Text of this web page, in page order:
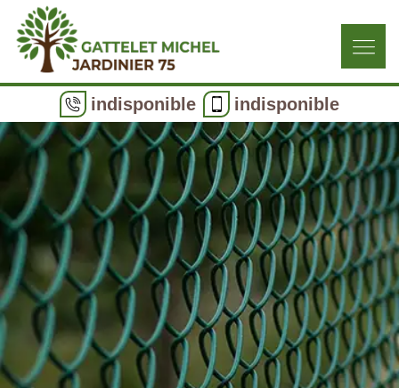
indisponible indisponible